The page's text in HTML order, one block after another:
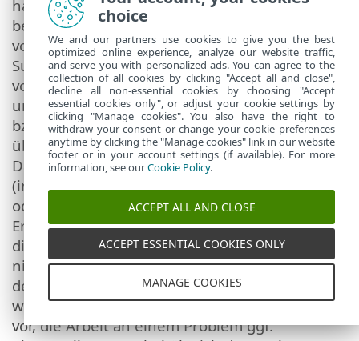
hat, wird kein technischer Support mehr
bereitgestellt. Endbenutzer sind verpflichtet,
vor der Inanspruchnahme von
Supportleistungen eine Sicherungskopie aller
vorhandenen Daten, Softwareanwendungen
und sonstigen Programme zu erstellen. ESET
bzw. die von ESET beauftragten Dritten
übernehmen keinerlei Haftung für
Datenverluste, Sach- und Vermögensschäden
(insb. Schäden an Software und Hardware)
oder entgangene Gewinne infolge der
Erbringung von Supportleistungen. ESET bzw.
die von ESET beauftragten Dritten sichern
nicht zu, dass ein bestimmtes Problem auf
dem Wege des technischen Support gelöst
werden kann, und behalten sich das Recht
vor, die Arbeit an einem Problem ggf.
choice
We and our partners use cookies to give you the best
optimized online experience, analyze our website traffic,
and serve you with personalized ads. You can agree to the
collection of all cookies by clicking "Accept all and close",
decline all non-essential cookies by choosing "Accept
essential cookies only", or adjust your cookie settings by
clicking "Manage cookies". You also have the right to
withdraw your consent or change your cookie preferences
anytime by clicking the "Manage cookies" link in our website
footer or in your account settings (if available). For more
information, see ourCookie Policy.
ACCEPT ALL AND CLOSE
ACCEPT ESSENTIAL COOKIES ONLY
MANAGE COOKIES